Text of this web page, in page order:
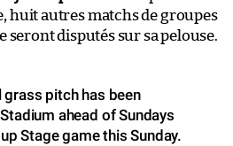
huit autres matchs de groupes
seront disputés sur sa pelouse.
grass pitch has been
ahead of Sundays
Stage game this Sunday.